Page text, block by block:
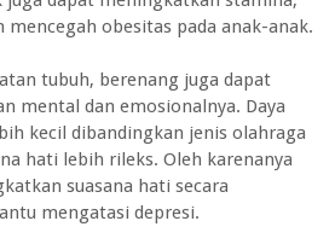
obesitas pada anak-anak.
tubuh, berenang juga dapat
mental dan emosionalnya. Daya
kecil dibandingkan jenis olahraga
hati lebih rileks. Oleh karenanya
suasana hati secara
mengatasi depresi.